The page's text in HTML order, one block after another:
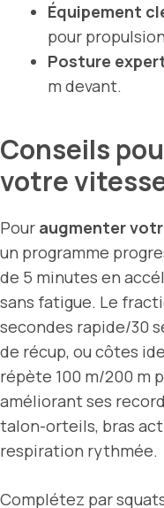
Équipement
pour
Posture
m devant.
Conseils
votre
Pour augmenter
un programme
de 5 minutes en
sans fatigue. Le
secondes rapide/30
de récup, ou côtes
répète 100 m/200 m
améliorant ses
talon-orteils, bras
respiration rythmée.
Complétez par